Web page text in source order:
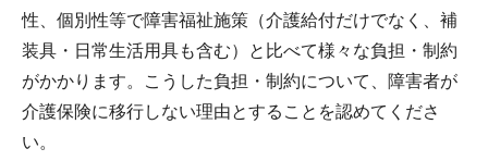
性、個別性等で障害福祉施策（介護給付だけでなく、補
装具・日常生活用具も含む）と比べて様々な負担・制約
がかかります。こうした負担・制約について、障害者が
介護保険に移行しない理由とすることを認めてくださ
い。